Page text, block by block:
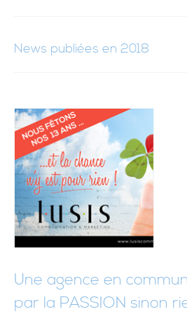
News publiées en 2018
Une agence en
par la PASSION sinon